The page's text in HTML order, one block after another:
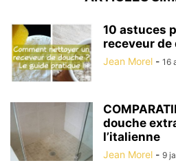
10 astuces
receveur de
Jean Morel - 16
douche
l’italienne
Jean Morel - 9